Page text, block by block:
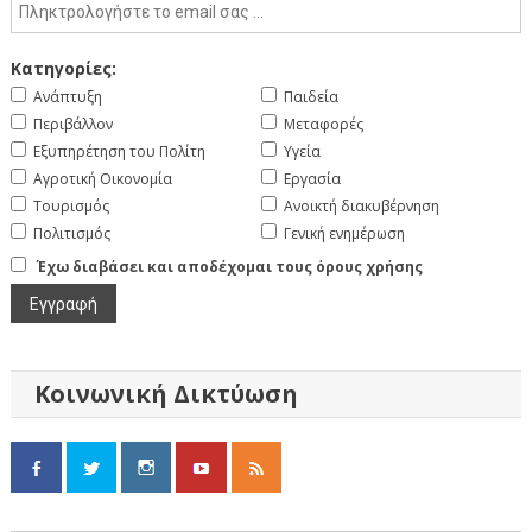
Κατηγορίες:
Ανάπτυξη
Περιβάλλον
Εξυπηρέτηση του Πολίτη
Αγροτική Οικονομία
Τουρισμός
Πολιτισμός
Παιδεία
Μεταφορές
Υγεία
Εργασία
Ανοικτή διακυβέρνηση
Γενική ενημέρωση
Έχω διαβάσει και αποδέχομαι τους όρους χρήσης
Κοινωνική Δικτύωση